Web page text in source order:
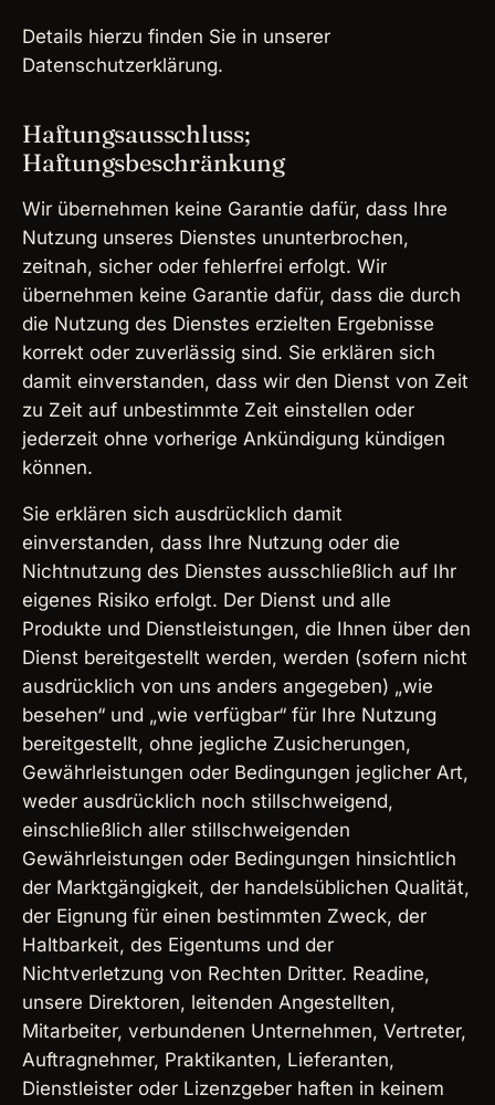
Details hierzu finden Sie in unserer
Datenschutzerklärung.
Haftungsausschluss;
Haftungsbeschränkung
Wir übernehmen keine Garantie dafür, dass Ihre
Nutzung unseres Dienstes ununterbrochen,
zeitnah, sicher oder fehlerfrei erfolgt. Wir
übernehmen keine Garantie dafür, dass die durch
die Nutzung des Dienstes erzielten Ergebnisse
korrekt oder zuverlässig sind. Sie erklären sich
damit einverstanden, dass wir den Dienst von Zeit
zu Zeit auf unbestimmte Zeit einstellen oder
jederzeit ohne vorherige Ankündigung kündigen
können.
Sie erklären sich ausdrücklich damit
einverstanden, dass Ihre Nutzung oder die
Nichtnutzung des Dienstes ausschließlich auf Ihr
eigenes Risiko erfolgt. Der Dienst und alle
Produkte und Dienstleistungen, die Ihnen über den
Dienst bereitgestellt werden, werden (sofern nicht
ausdrücklich von uns anders angegeben) „wie
besehen“ und „wie verfügbar“ für Ihre Nutzung
bereitgestellt, ohne jegliche Zusicherungen,
Gewährleistungen oder Bedingungen jeglicher Art,
weder ausdrücklich noch stillschweigend,
einschließlich aller stillschweigenden
Gewährleistungen oder Bedingungen hinsichtlich
der Marktgängigkeit, der handelsüblichen Qualität,
der Eignung für einen bestimmten Zweck, der
Haltbarkeit, des Eigentums und der
Nichtverletzung von Rechten Dritter. Readine,
unsere Direktoren, leitenden Angestellten,
Mitarbeiter, verbundenen Unternehmen, Vertreter,
Auftragnehmer, Praktikanten, Lieferanten,
Dienstleister oder Lizenzgeber haften in keinem